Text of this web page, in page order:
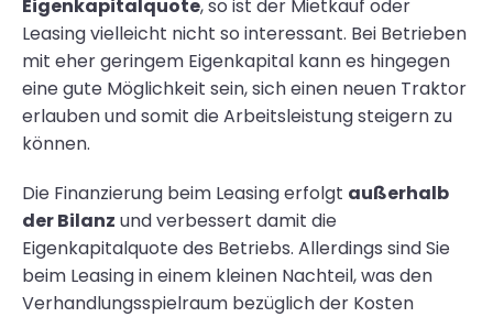
Eigenkapitalquote, so ist der Mietkauf oder
Leasing vielleicht nicht so interessant. Bei Betrieben
mit eher geringem Eigenkapital kann es hingegen
eine gute Möglichkeit sein, sich einen neuen Traktor
erlauben und somit die Arbeitsleistung steigern zu
können.
Die Finanzierung beim Leasing erfolgt außerhalb
der Bilanz und verbessert damit die
Eigenkapitalquote des Betriebs. Allerdings sind Sie
beim Leasing in einem kleinen Nachteil, was den
Verhandlungsspielraum bezüglich der Kosten